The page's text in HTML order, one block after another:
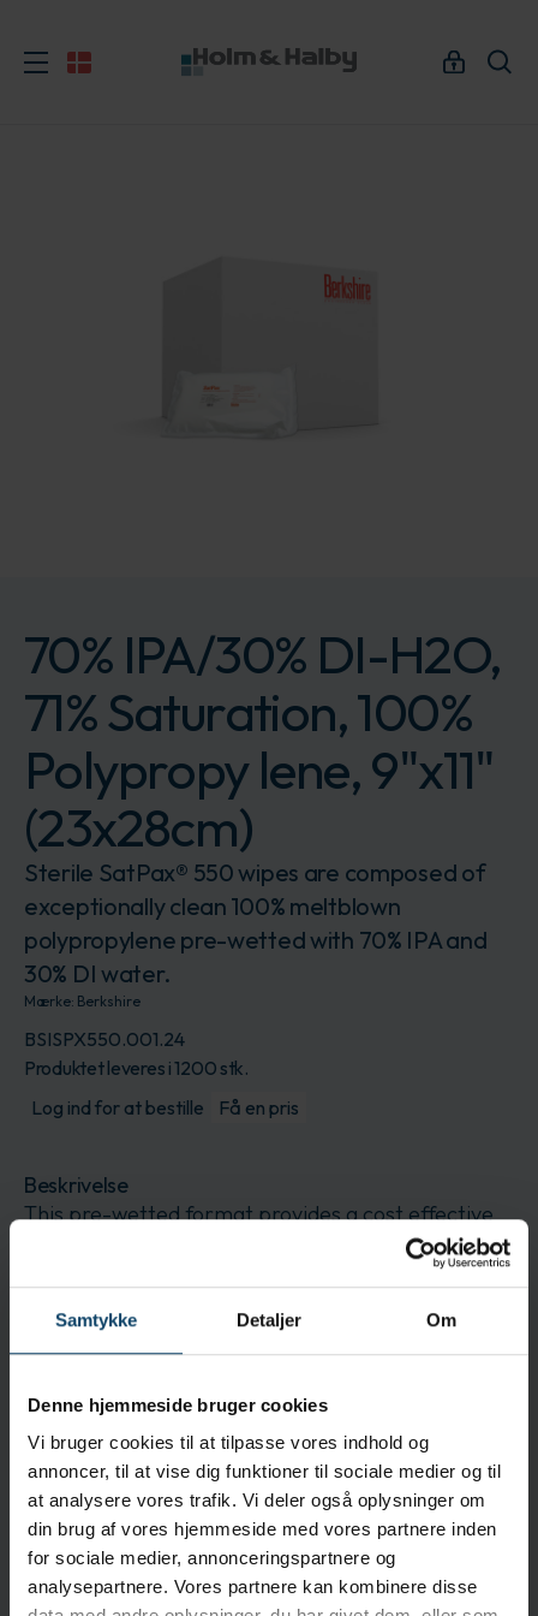
Samtykke Detaljer Om
Denne hjemmeside bruger cookies
Vi bruger cookies til at tilpasse vores indhold og
annoncer, til at vise dig funktioner til sociale medier og til
at analysere vores trafik. Vi deler også oplysninger om
din brug af vores hjemmeside med vores partnere inden
for sociale medier, annonceringspartnere og
analysepartnere. Vores partnere kan kombinere disse
70% IPA/30% DI-H2O,
71% Saturation, 100%
Polypropy lene, 9"x11"
(23x28cm)
Sterile SatPax® 550 wipes are composed of
exceptionally clean 100% meltblown
polypropylene pre-wetted with 70% IPA and
30% DI water.
Mærke: Berkshire
BSISPX550.001.24
Produktet leveres i 1200 stk.
Log ind for at bestille
Få en pris
Beskrivelse
This pre-wetted format provides a cost effective
and easy to use solution versus traditional bulk
handling of solvents, maintenance of squirt bottles
with wetting a dry wipe.
Each package is gamma irradiated sterile to a 10-
6 Sterility Assurance Level making the product
ideal for cleaning critical sterile processing
environments.
Egenskaber
100% meltblown polypropylene